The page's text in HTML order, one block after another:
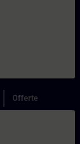
Offerte